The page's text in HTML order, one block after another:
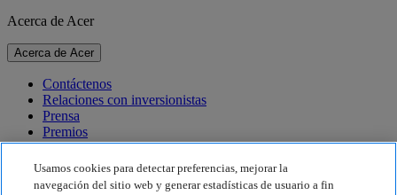
Acerca de Acer
Acerca de Acer
Contáctenos
Relaciones con inversionistas
Prensa
Premios
Eventos
Sostenibilidad
Usamos cookies para detectar preferencias, mejorar la
navegación del sitio web y generar estadísticas de usuario a fin